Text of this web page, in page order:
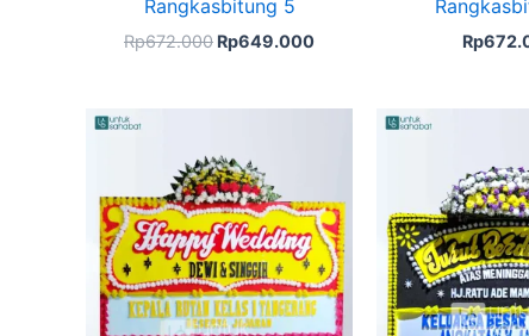
Rangkasbitung 5
Rp672.000 Rp649.000 Rp